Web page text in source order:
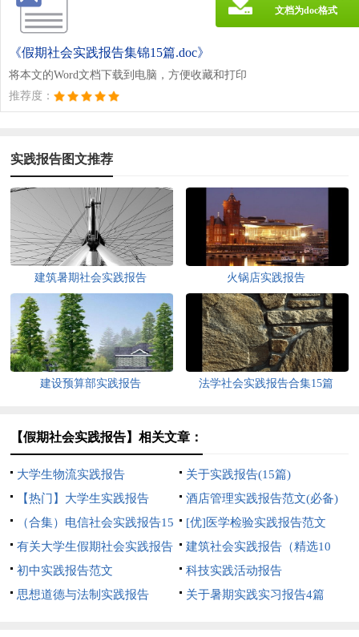
《假期社会实践报告集锦15篇.doc》
将本文的Word文档下载到电脑，方便收藏和打印
推荐度：
文档为doc格式
实践报告图文推荐
建筑暑期社会实践报告 火锅店实践报告
建设预算部实践报告 法学社会实践报告合集15篇
【假期社会实践报告】相关文章：
大学生物流实践报告
关于实践报告(15篇)
【热门】大学生实践报告
酒店管理实践报告范文(必备)
（合集）电信社会实践报告15
篇
[优]医学检验实践报告范文
有关大学生假期社会实践报告
建筑社会实践报告（精选10
篇）
初中实践报告范文
科技实践活动报告
思想道德与法制实践报告
关于暑期实践实习报告4篇